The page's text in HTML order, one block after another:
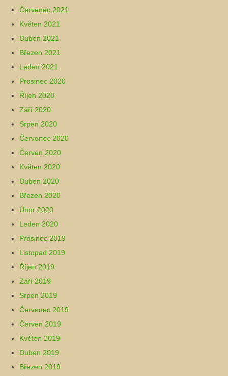
Červenec 2021
Květen 2021
Duben 2021
Březen 2021
Leden 2021
Prosinec 2020
Říjen 2020
Září 2020
Srpen 2020
Červenec 2020
Červen 2020
Květen 2020
Duben 2020
Březen 2020
Únor 2020
Leden 2020
Prosinec 2019
Listopad 2019
Říjen 2019
Září 2019
Srpen 2019
Červenec 2019
Červen 2019
Květen 2019
Duben 2019
Březen 2019